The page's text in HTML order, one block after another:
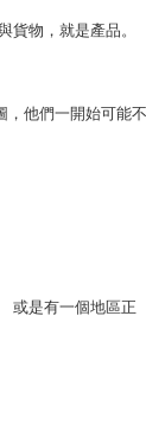
貨物，就是產品。
，他們一開始可能不
或是有一個地區正